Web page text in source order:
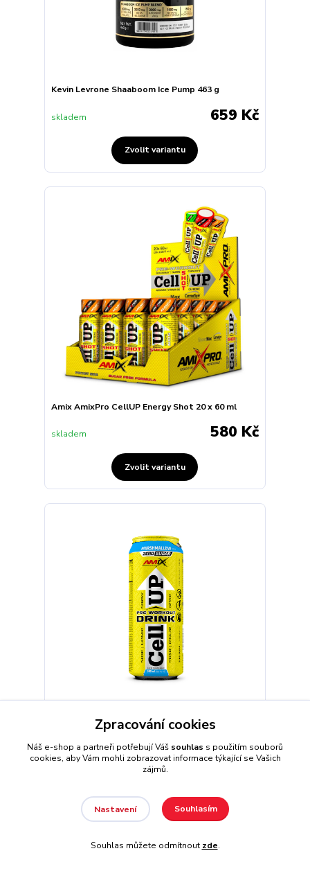
Kevin Levrone Shaaboom Ice Pump 463 g
659 Kč
skladem
Zvolit variantu
Amix AmixPro CellUP Energy Shot 20 x 60 ml
580 Kč
skladem
Zvolit variantu
Amix CellUP PreWorkout Drink 500 ml
41 Kč
skladem
Zpracování cookies
Náš e-shop a partneři potřebují Váš souhlas s použitím souborů
cookies, aby Vám mohli zobrazovat informace týkající se Vašich
zájmů.
Nastavení Souhlasím
Souhlas můžete odmítnout zde.